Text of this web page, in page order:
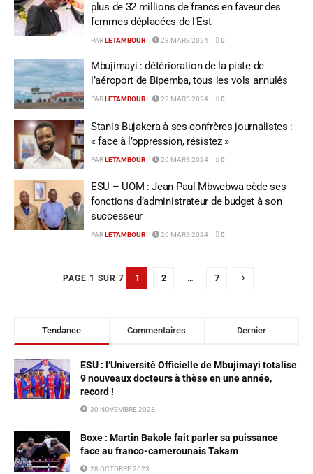
plus de 32 millions de francs en faveur des
femmes déplacées de l’Est
PAR LETAMBOUR 23 MARS 2024 0
Mbujimayi : détérioration de la piste de
l’aéroport de Bipemba, tous les vols annulés
PAR LETAMBOUR 22 MARS 2024 0
Stanis Bujakera à ses confrères journalistes :
« face à l’oppression, résistez »
PARLETAMBOUR 20 MARS 2024 0
ESU – UOM : Jean Paul Mbwebwa cède ses
fonctions d’administrateur de budget à son
successeur
PAR LETAMBOUR 20 MARS 2024 0
PAGE 1 SUR 7 1 2 … 7
Tendance Commentaires Dernier
ESU : l’Université Officielle de Mbujimayi totalise
9 nouveaux docteurs à thèse en une année,
record !
30 NOVEMBRE 2023
Boxe : Martin Bakole fait parler sa puissance
face au franco-camerounais Takam
28 OCTOBRE 2023